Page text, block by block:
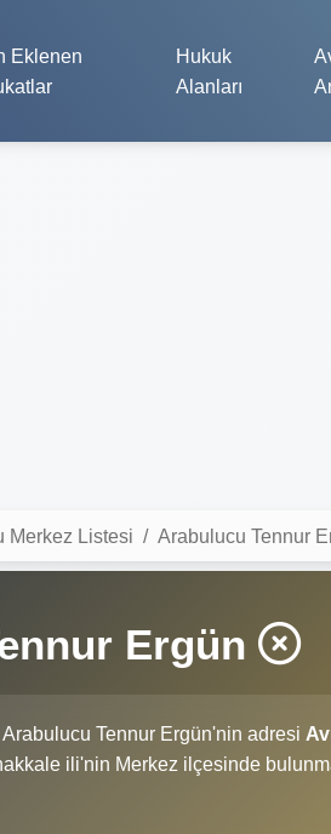
Eklenen
Hukuk
Alanları
Merkez Listesi Arabulucu Tennur
Ergün
Arabulucu Tennur Ergün'nin adresi
ili'nin Merkez ilçesinde